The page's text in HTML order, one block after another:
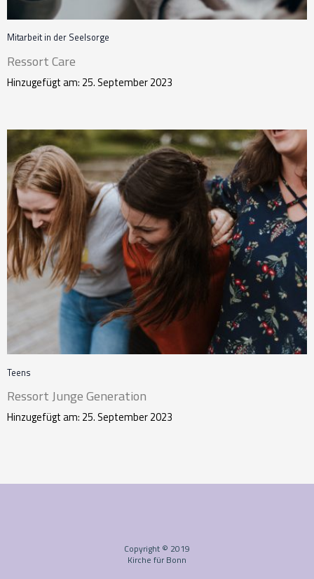
Mitarbeit in der Seelsorge
Ressort Care
Hinzugefügt am: 25. September 2023
Teens
Ressort Junge Generation
Hinzugefügt am: 25. September 2023
Copyright © 2019
Kirche für Bonn